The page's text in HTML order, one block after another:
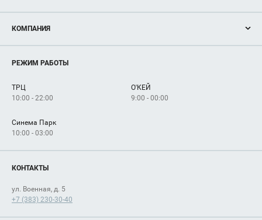
Новости
Магазины
Услуги
КОМПАНИЯ
Рекламодателям
Как добраться
РЕЖИМ РАБОТЫ
ТРЦ
10:00 - 22:00
О'КЕЙ
9:00 - 00:00
Синема Парк
10:00 - 03:00
КОНТАКТЫ
ул. Военная, д. 5
+7 (383) 230-30-40